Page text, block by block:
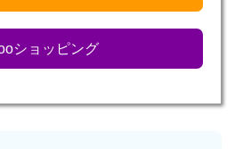
ショッピング